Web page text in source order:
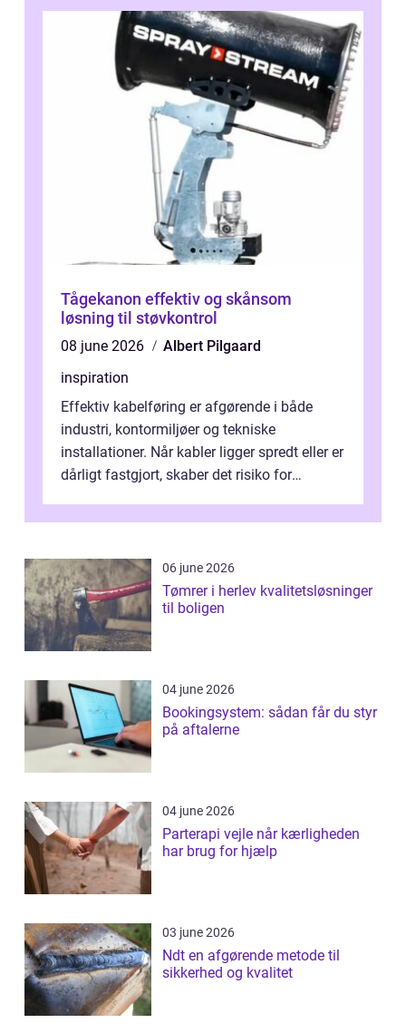
Tågekanon effektiv og skånsom
løsning til støvkontrol
08 june 2026
Albert Pilgaard
inspiration
Effektiv kabelføring er afgørende i både
industri, kontormiljøer og tekniske
installationer. Når kabler ligger spredt eller er
dårligt fastgjort, skaber det risiko for
06 june 2026
Tømrer i herlev kvalitetsløsninger
til boligen
04 june 2026
Bookingsystem: sådan får du styr
på aftalerne
04 june 2026
Parterapi vejle når kærligheden
har brug for hjælp
03 june 2026
Ndt en afgørende metode til
sikkerhed og kvalitet